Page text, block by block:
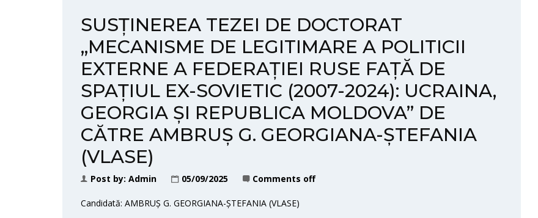
SUSȚINEREA TEZEI DE DOCTORAT
„MECANISME DE LEGITIMARE A POLITICII
EXTERNE A FEDERAȚIEI RUSE FAȚĂ DE
SPAȚIUL EX-SOVIETIC (2007-2024): UCRAINA,
GEORGIA ȘI REPUBLICA MOLDOVA” DE
CĂTRE AMBRUȘ G. GEORGIANA-ȘTEFANIA
(VLASE)
Post by: Admin 05/09/2025 Comments off
Candidată: AMBRUȘ G. GEORGIANA-ȘTEFANIA (VLASE)